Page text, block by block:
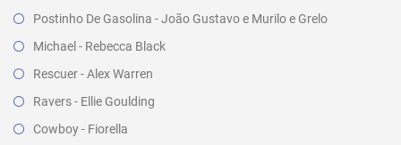
Postinho De Gasolina - João Gustavo e Murilo e Grelo
Michael - Rebecca Black
Rescuer - Alex Warren
Ravers - Ellie Goulding
Cowboy - Fiorella